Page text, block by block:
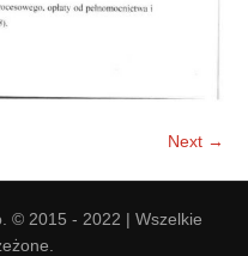
Next →
© 2015 - 2022 | Wszelkie